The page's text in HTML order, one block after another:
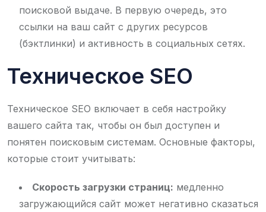
поисковой выдаче. В первую очередь, это
ссылки на ваш сайт с других ресурсов
(бэктлинки) и активность в социальных сетях.
Техническое SEO
Техническое SEO включает в себя настройку
вашего сайта так, чтобы он был доступен и
понятен поисковым системам. Основные факторы,
которые стоит учитывать:
Скорость загрузки страниц: медленно
загружающийся сайт может негативно сказаться